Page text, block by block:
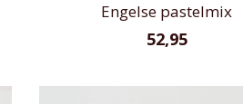
Engelse pastelmix
52,95